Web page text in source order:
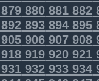
879 880 881 882
892 893 894 895
905 906 907 908
918 919 920 921
931 932 933 934